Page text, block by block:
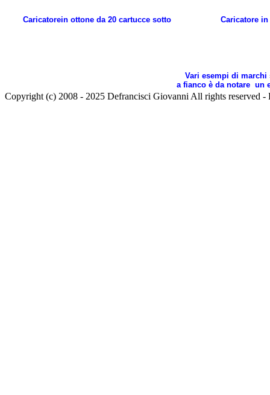
Caricatorein ottone da 20 cartucce sotto Caricatore in
Vari esempi di
a fianco è da notare un
Copyright (c) 2008 - 2025 Defrancisci Giovanni All rights reserved